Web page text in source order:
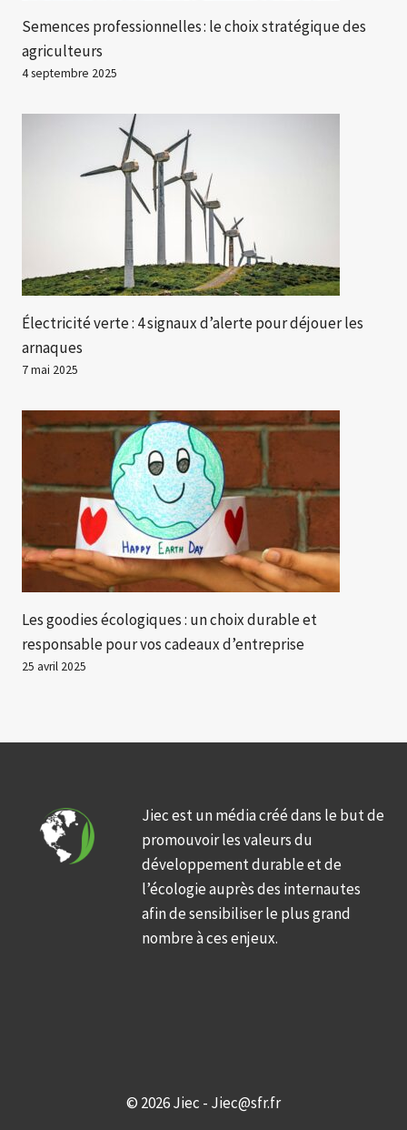
Semences professionnelles : le choix stratégique des
agriculteurs
4 septembre 2025
Électricité verte : 4 signaux d’alerte pour déjouer les
arnaques
7 mai 2025
Les goodies écologiques : un choix durable et
responsable pour vos cadeaux d’entreprise
25 avril 2025
Jiec est un média créé dans le but de
promouvoir les valeurs du
développement durable et de
l’écologie auprès des internautes
afin de sensibiliser le plus grand
nombre à ces enjeux.
© 2026 Jiec - Jiec@sfr.fr